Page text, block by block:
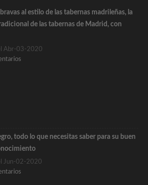
al estilo de las tabernas madrileñas, la
de las tabernas de Madrid, con
Abr-03-2020
todo lo que necesitas saber para su buen
Jun-02-2020